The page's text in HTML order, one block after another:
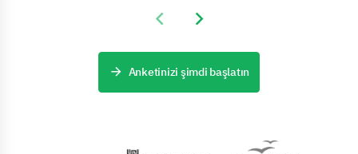
Previous slide
Next slide
Anketinizi şimdi başlatın